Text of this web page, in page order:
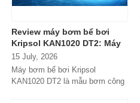
Review máy bơm bể bơi
Kripsol KAN1020 DT2: Máy
bơm công suất lớn có đáng
đầu tư?
15 July, 2026
Máy bơm bể bơi Kripsol
KAN1020 DT2 là mẫu bơm công